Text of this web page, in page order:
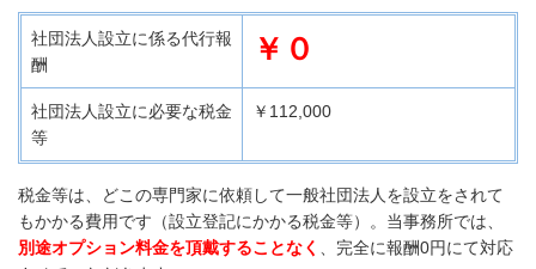
社団法人設立に係る代行報
酬
￥０
社団法人設立に必要な税金
等
￥112,000
税金等は、どこの専門家に依頼して一般社団法人を設立をされて
もかかる費用です（設立登記にかかる税金等）。当事務所では、
別途オプション料金を頂戴することなく
、完全に報酬0円にて対応